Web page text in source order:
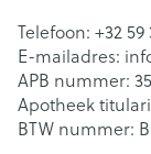
Telefoon: +32 59
E-mailadres:
APB nummer:
Apotheek
BTW nummer: